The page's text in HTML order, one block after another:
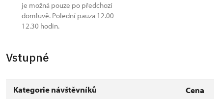
je možná pouze po předchozí
domluvě. Polední pauza 12.00 -
12.30 hodin.
Vstupné
Kategorie návštěvníků
Cena